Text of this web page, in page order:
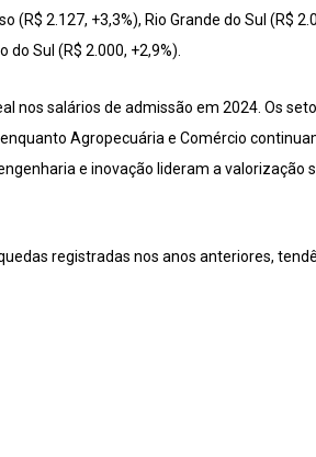
(R$ 2.127, +3,3%), Rio Grande do Sul (R$
do Sul (R$ 2.000, +2,9%).
nos salários de admissão em 2024. Os
Agropecuária e Comércio
e inovação lideram a valorização
registradas nos anos anteriores,